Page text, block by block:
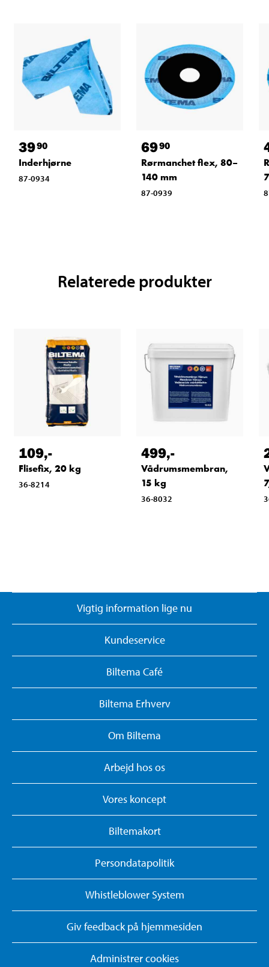
3990
Inderhjørne
87-0934
6990
Rørmanchet flex, 80–
140 mm
87-0939
Relaterede produkter
109,-
Flisefix, 20 kg
36-8214
499,-
Vådrumsmembran,
15 kg
36-8032
Vigtig information lige nu
Kundeservice
Biltema Café
Biltema Erhverv
Om Biltema
Arbejd hos os
Vores koncept
Biltemakort
Persondatapolitik
Whistleblower System
Giv feedback på hjemmesiden
Administrer cookies